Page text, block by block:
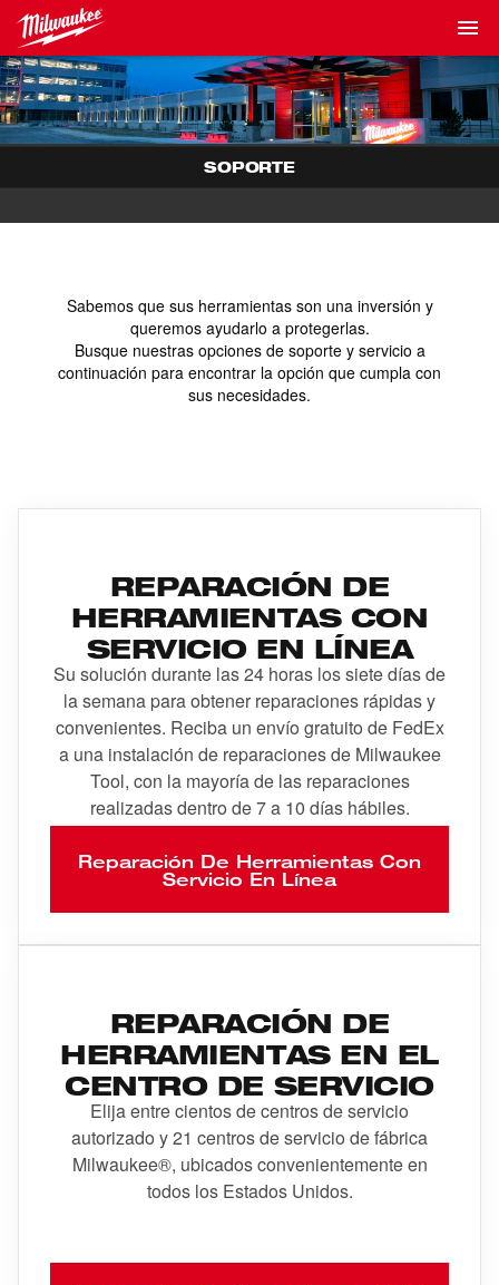
SOPORTE
Sabemos que sus herramientas son una inversión y
queremos ayudarlo a protegerlas.
Busque nuestras opciones de soporte y servicio a
continuación para encontrar la opción que cumpla con
sus necesidades.
REPARACIÓN DE
HERRAMIENTAS CON
SERVICIO EN LÍNEA
Su solución durante las 24 horas los siete días de
la semana para obtener reparaciones rápidas y
convenientes. Reciba un envío gratuito de FedEx
a una instalación de reparaciones de Milwaukee
Tool, con la mayoría de las reparaciones
realizadas dentro de 7 a 10 días hábiles.
Reparación De Herramientas Con
Servicio En Línea
REPARACIÓN DE
HERRAMIENTAS EN EL
CENTRO DE SERVICIO
Elija entre cientos de centros de servicio
autorizado y 21 centros de servicio de fábrica
Milwaukee®, ubicados convenientemente en
todos los Estados Unidos.